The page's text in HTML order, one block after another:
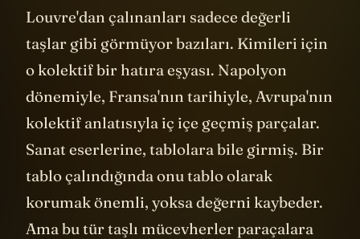
Louvre'dan çalınanları sadece değerli
taşlar gibi görmüyor bazıları. Kimileri için
o kolektif bir hatıra eşyası. Napolyon
dönemiyle, Fransa'nın tarihiyle, Avrupa'nın
kolektif anlatısıyla iç içe geçmiş parçalar.
Sanat eserlerine, tablolara bile girmiş. Bir
tablo çalındığında onu tablo olarak
korumak önemli, yoksa değerni kaybeder.